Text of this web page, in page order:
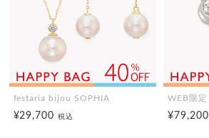
festaria bijou SOPHIA
¥29,700税込
WEB限定
¥79,200